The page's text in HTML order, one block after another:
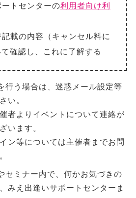
トセンターの利用者向け利
載の内容（キャンセル料に
確認し、これに了解する
行う場合は、迷惑メール設定等
い。
者よりイベントについて連絡が
います。
ン等については主催者までお問
セミナー内で、何かお気づきの
みえ出逢いサポートセンターま